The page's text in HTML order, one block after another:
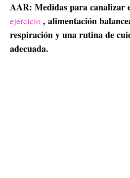
AAR: Medidas para canalizar
ejercicio , alimentación
respiración y una rutina de
adecuada.